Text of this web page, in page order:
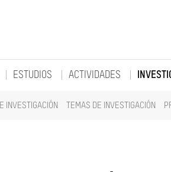
ESTUDIOS ACTIVIDADES
INVESTIGACIÓN TEMAS DE INVESTIGACIÓN